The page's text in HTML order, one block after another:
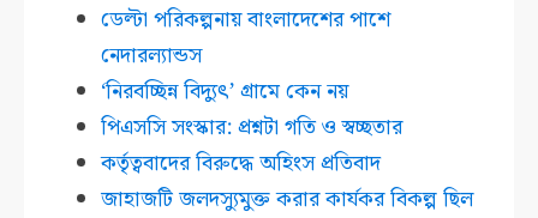
ডেল্টা পরিকল্পনায় বাংলাদেশের পাশে
নেদারল্যান্ডস
‘নিরবচ্ছিন্ন বিদ্যুৎ’ গ্রামে কেন নয়
পিএসসি সংস্কার: প্রশ্নটা গতি ও স্বচ্ছতার
কর্তৃত্ববাদের বিরুদ্ধে অহিংস প্রতিবাদ
জাহাজটি জলদস্যুমুক্ত করার কার্যকর বিকল্প ছিল